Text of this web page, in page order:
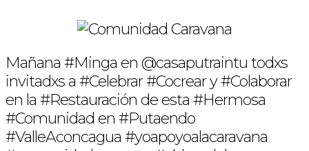
Mañana #Minga en @casaputraintu todxs
invitadxs a #Celebrar #Cocrear y #Colaborar
en la #Restauración de esta #Hermosa
#Comunidad en #Putaendo
#ValleAconcagua #yoapoyoalacaravana